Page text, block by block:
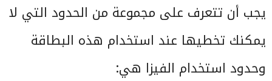
يجب أن تتعرف على مجموعة من الحدود التي لا
يمكنك تخطيها عند استخدام هذه البطاقة
وحدود استخدام الفيزا هي: